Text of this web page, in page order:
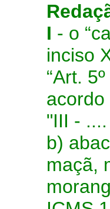
I - o
inciso
“Art.
"III - ....
b)
maçã,